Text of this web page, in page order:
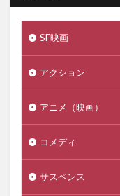
SF映画
アクション
アニメ（映画）
コメディ
サスペンス